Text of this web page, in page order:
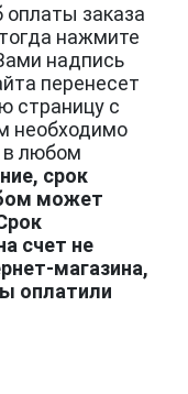
заказа
нажмите
надпись
перенесет
страницу с
необходимо
в любом
срок
может
счет не
магазина,
оплатили